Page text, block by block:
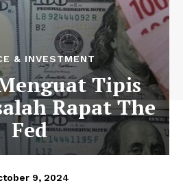
& INVESTMENT
Tipis
Rapat The
Fed
9, 2024